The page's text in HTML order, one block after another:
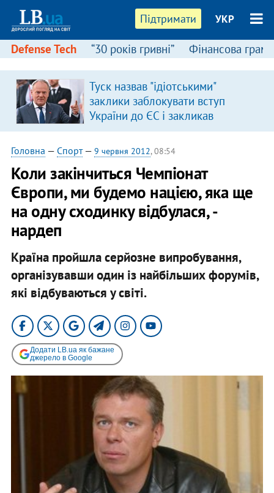
Підтримати УКР
Defense Tech “30 років гривні” Фінансова
Туск назвав "ідіотськими"
заклики заблокувати вступ
України до ЄС і закликав
припинити антиукраїнську
риторику
Головна — Спорт— 9 червня 2012, 08:54
Коли закінчиться Чемпіонат
Європи, ми будемо нацією, яка ще
на одну сходинку відбулася, -
нардеп
Країна пройшла серйозне випробування,
організувавши один із найбільших форумів,
які відбуваються у світі.
Додати LB.ua як бажане
джерело в Google